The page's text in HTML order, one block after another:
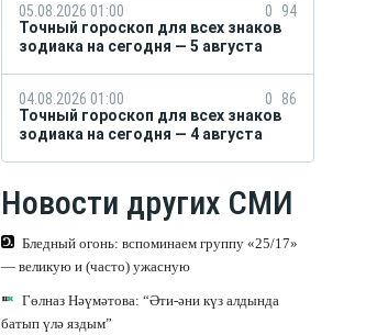
05.08.2026 01:00 0
94
Точный гороскоп для всех знаков
зодиака на сегодня — 5 августа
04.08.2026 01:00 0
86
Точный гороскоп для всех знаков
зодиака на сегодня — 4 августа
Новости других СМИ
Бледный огонь: вспоминаем группу «25/17»
— великую и (часто) ужасную
Гөлназ Нәүмәтова: “Әти-әни күз алдында
батып үлә яздым”